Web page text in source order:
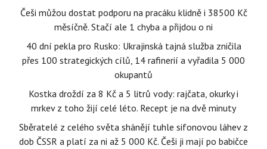
Češi můžou dostat podporu na pracáku klidně i 38500 Kč
měsíčně. Stačí ale 1 chyba a přijdou o ni
40 dní pekla pro Rusko: Ukrajinská tajná služba zničila
přes 100 strategických cílů, 14 rafinerií a vyřadila 5 000
okupantů
Kostka droždí za 8 Kč a 5 litrů vody: rajčata, okurky i
mrkev z toho žijí celé léto. Recept je na dvě minuty
Sběratelé z celého světa shánějí tuhle sifonovou láhev z
dob ČSSR a platí za ni až 5 000 Kč. Češi ji mají po babičce